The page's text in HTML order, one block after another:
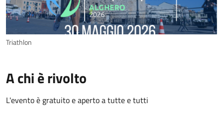
Triathlon
A chi è rivolto
L'evento è gratuito e aperto a tutte e tutti